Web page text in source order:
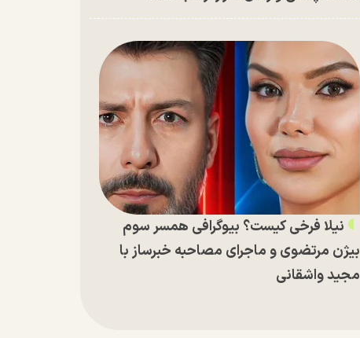
نیلا فرخی کیست؟ بیوگرافی همسر سوم
بیژن مرتضوی و ماجرای مصاحبه خبرساز با
مجید واشقانی